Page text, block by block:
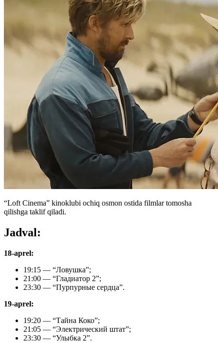
“Loft Cinema” kinoklubi ochiq osmon ostida filmlar tomosha
qilishga taklif qiladi.
Jadval:
18-aprel:
19:15 — “Ловушка”;
21:00 — “Гладиатор 2”;
23:30 — “Пурпурные сердца”.
19-aprel:
19:20 — “Тайна Коко”;
21:05 — “Электрический штат”;
23:30 — “Улыбка 2”.